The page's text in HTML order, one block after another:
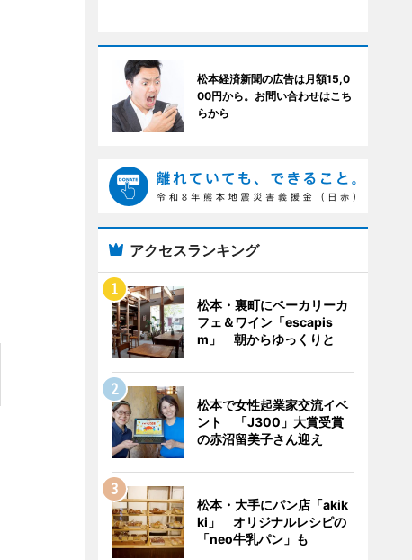
松本経済新聞の広告は月額15,0
00円から。お問い合わせはこち
らから
アクセスランキング
松本・裏町にベーカリーカ
フェ＆ワイン「escapis
m」 朝からゆっくりと
松本で女性起業家交流イベ
ント 「J300」大賞受賞
の赤沼留美子さん迎え
松本・大手にパン店「akik
ki」 オリジナルレシピの
「neo牛乳パン」も